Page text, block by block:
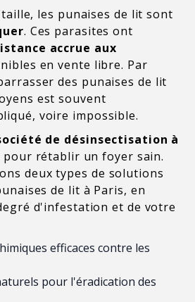
les punaises de lit sont
. Ces parasites ont
accrue aux
en vente libre. Par
des punaises de lit
est souvent
voire impossible.
de désinsectisation à
pour rétablir un foyer sain.
deux types de solutions
de lit à Paris, en
d'infestation et de votre
efficaces contre les
pour l'éradication des